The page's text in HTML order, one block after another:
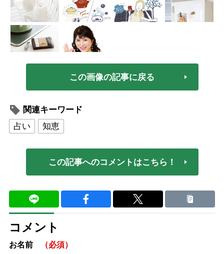
この画像の記事に戻る
関連キーワード
占い
知恵
この記事へのコメントはこちら！
コメント
お名前 （必須）